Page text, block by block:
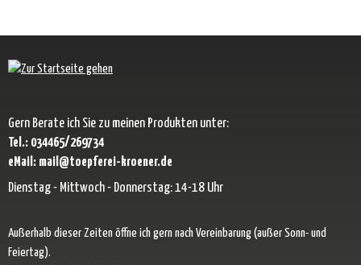
Gern Berate ich Sie zu meinen Produkten unter:
Tel.: 034465/269734
eMail: mail@toepferei-kroener.de
Dienstag - Mittwoch - Donnerstag: 14-18 Uhr
Außerhalb dieser Zeiten öffne ich gern nach Vereinbarung (außer Sonn- und
Feiertag).